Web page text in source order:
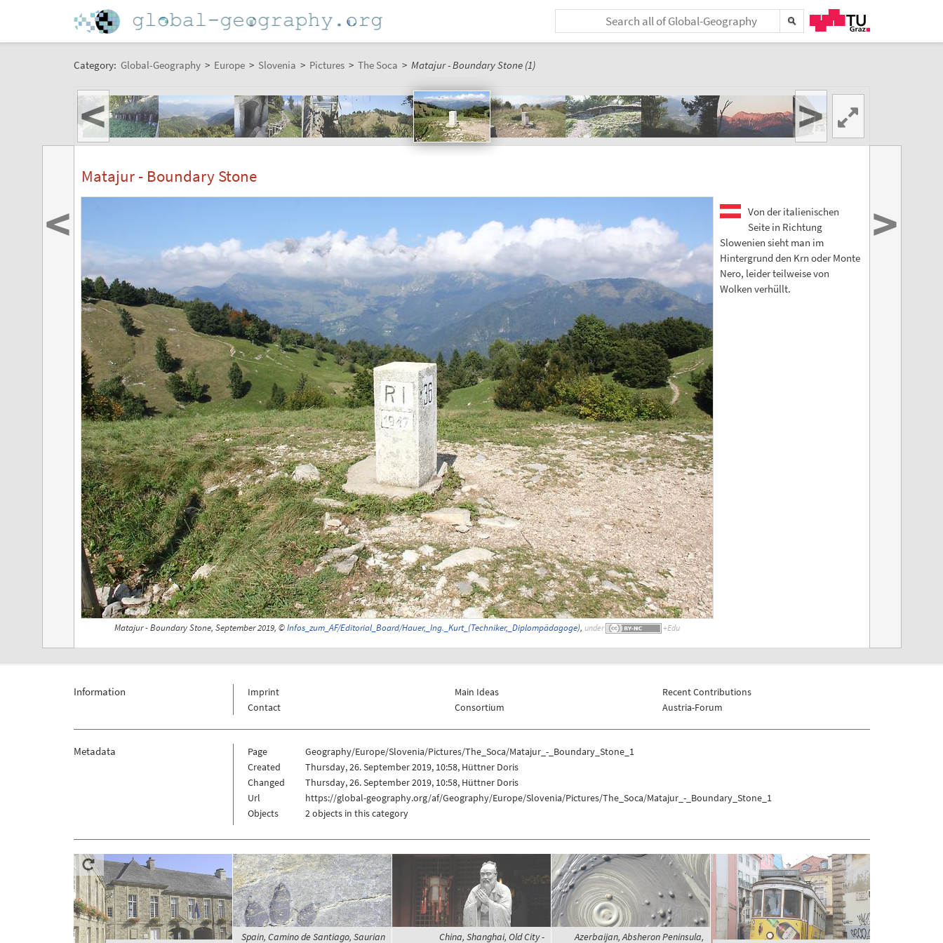
Category: Global-Geography > Europe > Slovenia > Pictures > The Soca > Matajur - Boundary Stone (1)
< >
Matajur - Boundary Stone
Matajur - Boundary Stone, September 2019, ©Infos_zum_AF/Editorial_Board/Hauer,_Ing._Kurt_(Techniker,_Diplompädagoge), under
Von der italienischen
Seite in Richtung
Slowenien sieht man im
Hintergrund den Krn oder Monte
Nero, leider teilweise von
Wolken verhüllt.
< >
Information
Imprint
Contact
Main Ideas
Consortium
Recent Contributions
Austria-Forum
Metadata Page
Geography/Europe/Slovenia/Pictures/The_Soca/Matajur_-_Boundary_Stone_1
Created
Thursday, 26. September 2019, 10:58, Hüttner Doris
Changed
Thursday, 26. September 2019, 10:58, Hüttner Doris
Url
https://global-geography.org/af/Geography/Europe/Slovenia/Pictures/The_Soca/Matajur_-_Boundary_Stone_1
Objects
2 objects in this category
Spain, Camino de Santiago, Saurian China, Shanghai, Old City - Azerbaijan, Absheron Peninsula,